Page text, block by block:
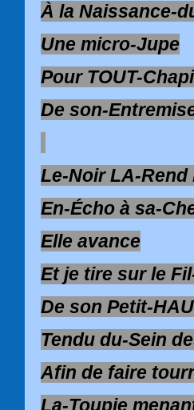
À la Naissance-
Une micro-Jupe
Pour TOUT-
De son-
Le-Noir LA-Rend
En-Écho à sa-
Elle avance
Et je tire sur le
De son Petit-
Tendu du-Sein
Afin de faire
La-Toupie